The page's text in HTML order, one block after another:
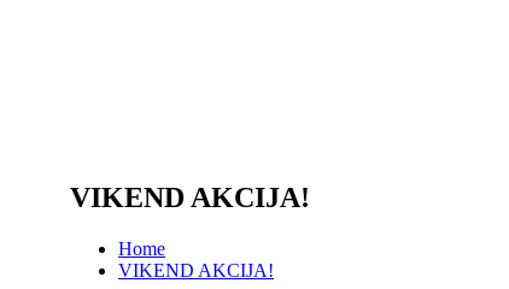
VIKEND AKCIJA!
Home
VIKEND AKCIJA!